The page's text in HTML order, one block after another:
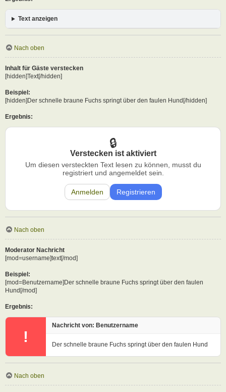
Text anzeigen
Nach oben
Inhalt für Gäste verstecken
[hidden]Text[/hidden]
Beispiel:
[hidden]Der schnelle braune Fuchs springt über den faulen Hund[/hidden]
Ergebnis:
Verstecken ist aktiviert
Um diesen versteckten Text lesen zu können, musst du
registriert und angemeldet sein.
Anmelden Registrieren
Nach oben
Moderator Nachricht
[mod=username]text[/mod]
Beispiel:
[mod=Benutzername]Der schnelle braune Fuchs springt über den faulen
Hund[/mod]
Ergebnis:
!
Nachricht von: Benutzername
Der schnelle braune Fuchs springt über den faulen Hund
Nach oben